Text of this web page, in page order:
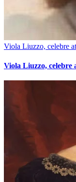
Viola Liuzzo, celebre
Viola Liuzzo,